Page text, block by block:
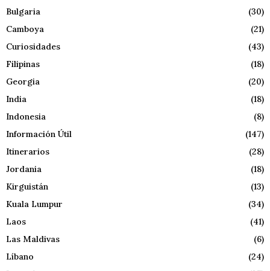
Bulgaria
(30)
Camboya
(21)
Curiosidades
(43)
Filipinas
(18)
Georgia
(20)
India
(18)
Indonesia
(8)
Información Útil
(147)
Itinerarios
(28)
Jordania
(18)
Kirguistán
(13)
Kuala Lumpur
(34)
Laos
(41)
Las Maldivas
(6)
Líbano
(24)